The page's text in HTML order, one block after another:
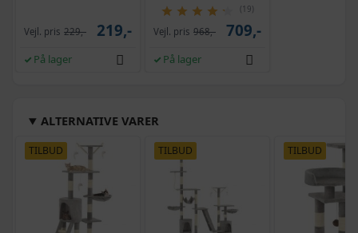
Vejl. pris 229,- 219,-
På lager
(19)
Vejl. pris 968,- 709,-
På lager
ALTERNATIVE VARER
TILBUD TILBUD TILBUD